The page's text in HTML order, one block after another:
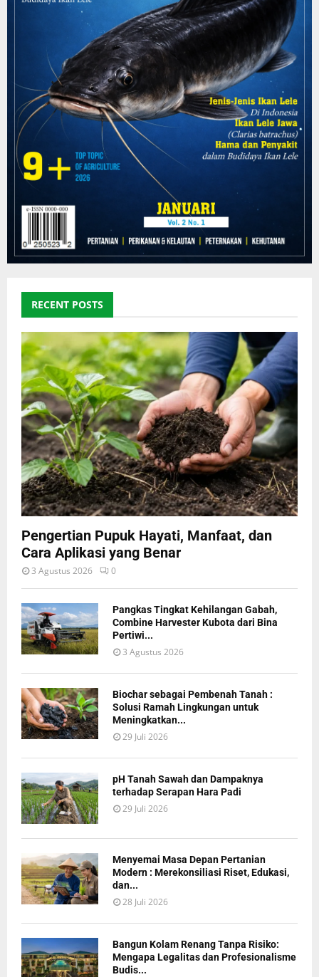
RECENT POSTS
Pengertian Pupuk Hayati, Manfaat, dan
Cara Aplikasi yang Benar
3 Agustus 2026 0
Pangkas Tingkat Kehilangan Gabah,
Combine Harvester Kubota dari Bina
Pertiwi...
3 Agustus 2026
Biochar sebagai Pembenah Tanah :
Solusi Ramah Lingkungan untuk
Meningkatkan...
29 Juli 2026
pH Tanah Sawah dan Dampaknya
terhadap Serapan Hara Padi
29 Juli 2026
Menyemai Masa Depan Pertanian
Modern : Merekonsiliasi Riset, Edukasi,
dan...
28 Juli 2026
Bangun Kolam Renang Tanpa Risiko:
Mengapa Legalitas dan Profesionalisme
Budis...